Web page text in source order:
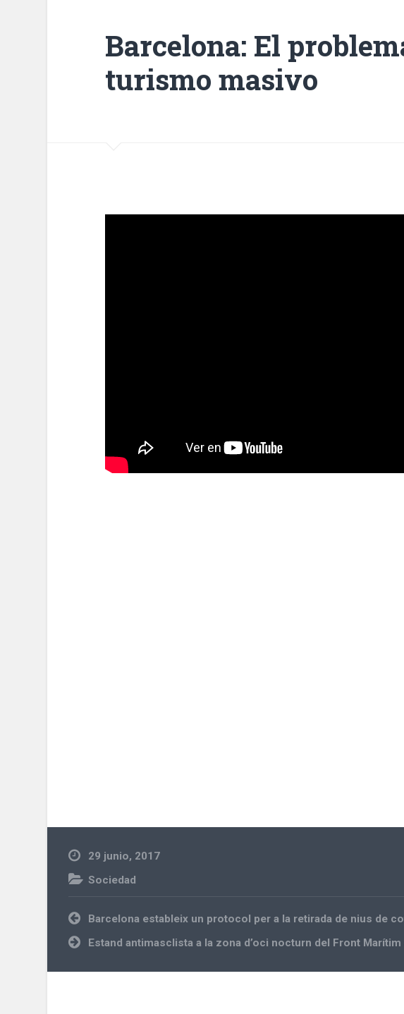
Barcelona: El
turismo masivo
29 junio, 2017
Sociedad
Navegación
de
entradas
Barcelona estableix un protocol per a la retirada de nius de
Estand antimasclista a la zona d’oci nocturn del Front Marítim